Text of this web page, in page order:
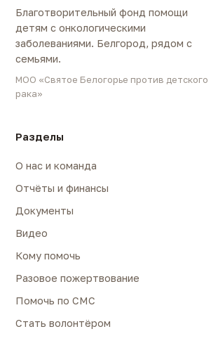
Благотворительный фонд помощи
детям с онкологическими
заболеваниями. Белгород, рядом с
семьями.
МОО «Святое Белогорье против детского
рака»
Разделы
О нас и команда
Отчёты и финансы
Документы
Видео
Кому помочь
Разовое пожертвование
Помочь по СМС
Стать волонтёром